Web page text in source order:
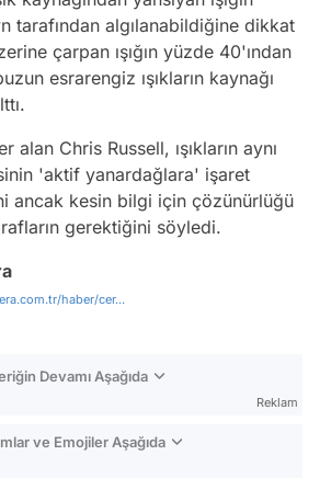
tarafından algılanabildiğine dikkat
çarpan ışığın yüzde 40'ından
esrarengiz ışıkların kaynağı
alan Chris Russell, ışıkların aynı
'aktif yanardağlara' işaret
ancak kesin bilgi için çözünürlüğü
gerektiğini söyledi.
haber/cer...
Devamı Aşağıda
Reklam
ve Emojiler Aşağıda